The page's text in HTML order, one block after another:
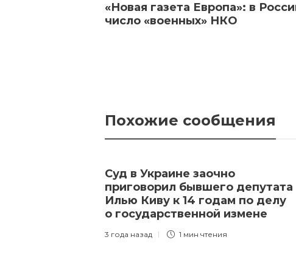
«Новая газета Европа»: в
число «военных» НКО
Похожие сообщения
Суд в Украине заочно
приговорил бывшего депутата
Илью Киву к 14 годам по делу
о государственной измене
3 года назад 1 мин чтения